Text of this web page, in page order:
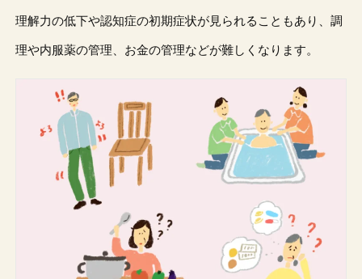
理解力の低下や認知症の初期症状が見られることもあり、調
理や内服薬の管理、お金の管理などが難しくなります。